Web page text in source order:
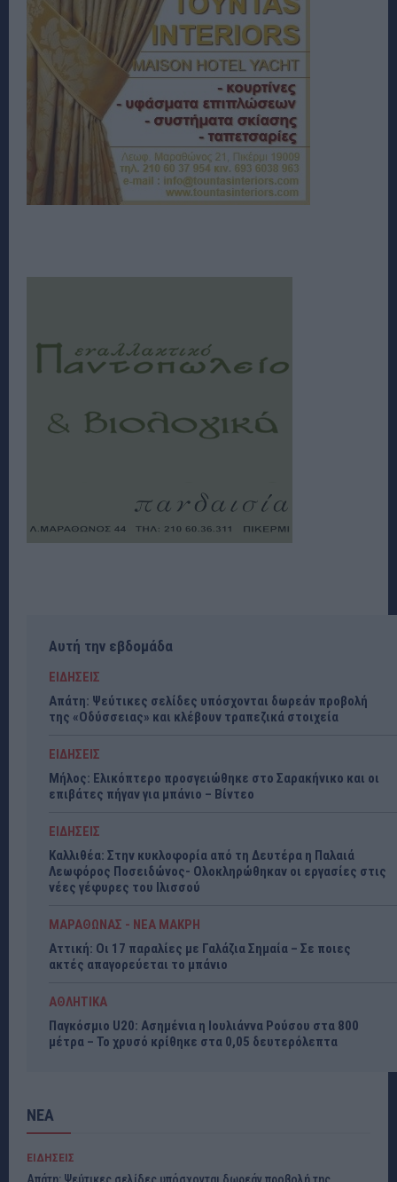
Αυτή την εβδομάδα
ΕΙΔΗΣΕΙΣ
Απάτη: Ψεύτικες σελίδες υπόσχονται δωρεάν προβολή
της «Οδύσσειας» και κλέβουν τραπεζικά στοιχεία
ΕΙΔΗΣΕΙΣ
Μήλος: Ελικόπτερο προσγειώθηκε στο Σαρακήνικο και οι
επιβάτες πήγαν για μπάνιο – Βίντεο
ΕΙΔΗΣΕΙΣ
Καλλιθέα: Στην κυκλοφορία από τη Δευτέρα η Παλαιά
Λεωφόρος Ποσειδώνος- Ολοκληρώθηκαν οι εργασίες στις
νέες γέφυρες του Ιλισσού
ΜΑΡΑΘΩΝΑΣ - ΝΕΑ ΜΑΚΡΗ
Αττική: Οι 17 παραλίες με Γαλάζια Σημαία – Σε ποιες
ακτές απαγορεύεται το μπάνιο
ΑΘΛΗΤΙΚΑ
Παγκόσμιο U20: Ασημένια η Ιουλιάννα Ρούσου στα 800
μέτρα – Το χρυσό κρίθηκε στα 0,05 δευτερόλεπτα
ΝΕΑ
ΕΙΔΗΣΕΙΣ
Απάτη: Ψεύτικες σελίδες υπόσχονται δωρεάν προβολή της